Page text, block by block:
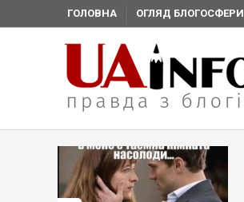
ГОЛОВНА ОГЛЯД БЛОГОСФЕРИ